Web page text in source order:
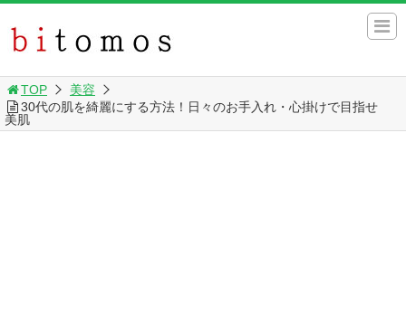
TOP
美容
30代の肌を綺麗にする方法！日々のお手入れ・心掛けで目指せ
美肌